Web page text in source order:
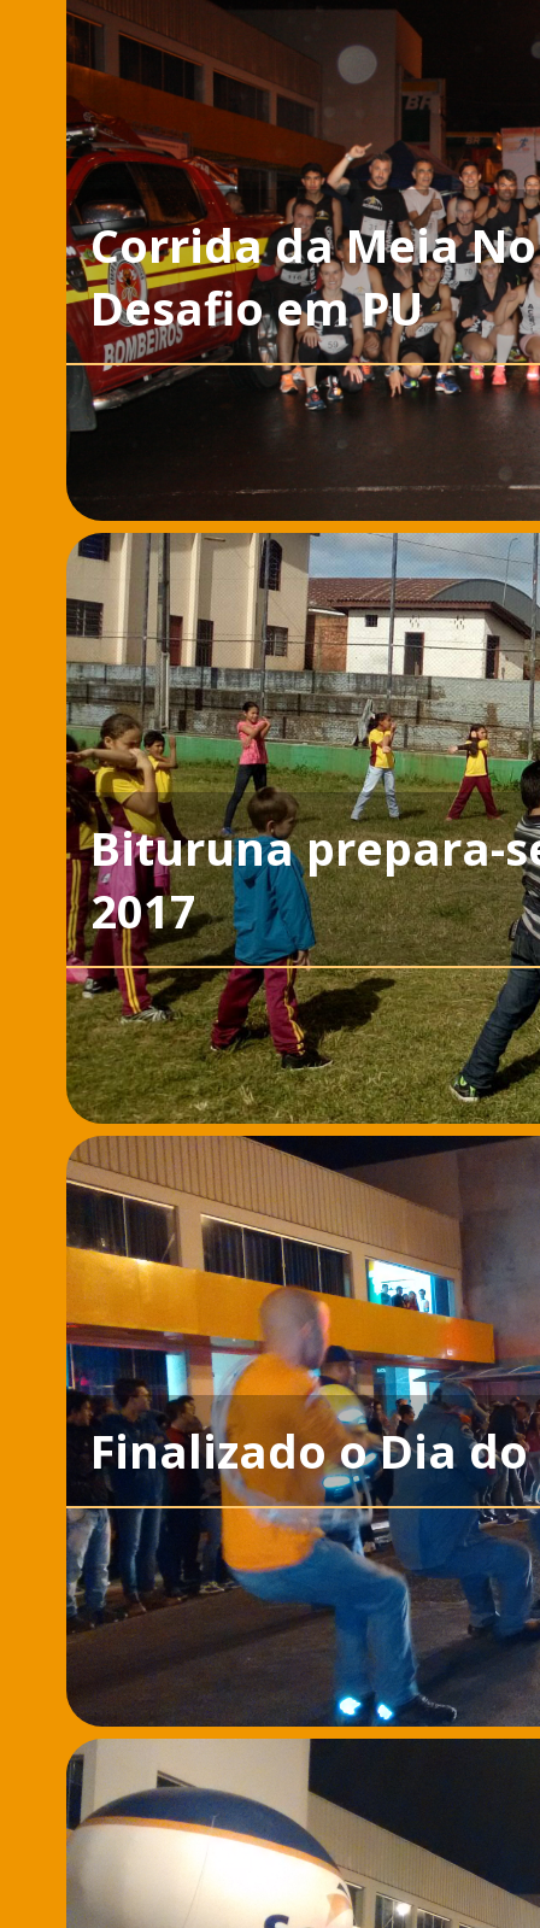
Corrida da Meia
Desafio em PU
Bituruna prepara-
2017
Finalizado o Dia